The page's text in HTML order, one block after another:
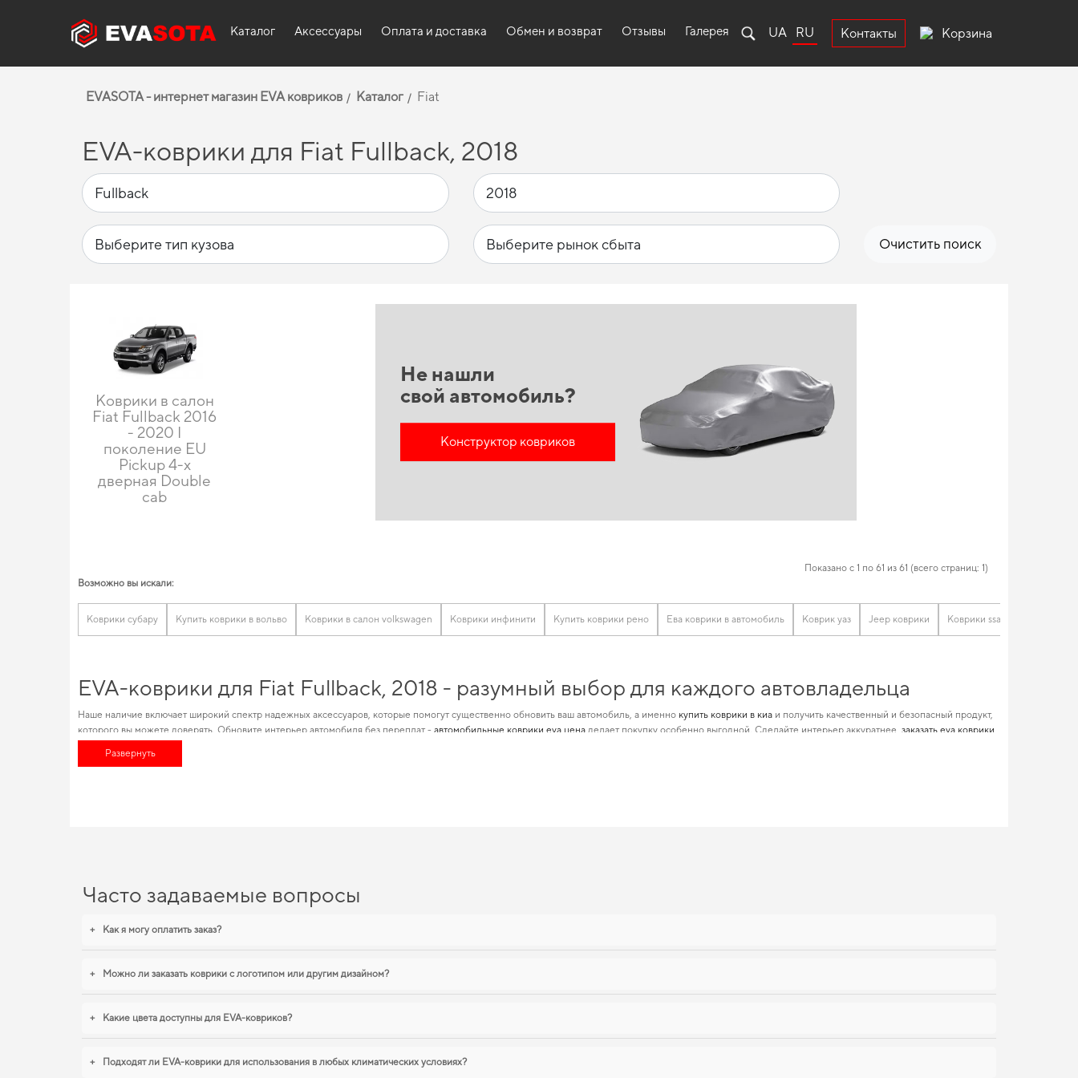
Каталог Аксессуары Оплата и доставка Обмен и возврат Отзывы Галерея UA RU Контакты Корзина
EVASOTA - интернет магазин EVA ковриков Каталог Fiat
EVA-коврики для Fiat Fullback, 2018
Очистить поиск
Коврики в салон
Fiat Fullback 2016
- 2020 I
поколение EU
Pickup 4-х
дверная Double
cab
Не нашли
свой автомобиль?
Конструктор ковриков
Показано с 1 по 61 из 61 (всего страниц: 1)
Возможно вы искали:
Коврики субару Купить коврики в вольво Коврики в салон volkswagen Коврики инфинити Купить коврики рено Ева коврики в автомобиль Коврик уаз Jeep коврики Коврики ssangyong
EVA-коврики для Fiat Fullback, 2018 - разумный выбор для каждого автовладельца
Наше наличие включает широкий спектр надежных аксессуаров, которые помогут существенно обновить ваш автомобиль, а именно купить коврики в киа и получить качественный и безопасный продукт,
которого вы можете доверять. Обновите интерьер автомобиля без переплат - автомобильные коврики eva цена делает покупку особенно выгодной. Сделайте интерьер аккуратнее, заказать eva коврики
вашего авто, повысив его ценность на рынке. Хотите улучшить оснащение авто,
Развернуть
Часто задаваемые вопросы
+ Как я могу оплатить заказ?
+ Можно ли заказать коврики с логотипом или другим дизайном?
+ Какие цвета доступны для EVA-ковриков?
+ Подходят ли EVA-коврики для использования в любых климатических условиях?